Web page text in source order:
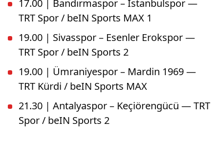
17.00 | Bandırmaspor – İstanbulspor —
TRT Spor / beIN Sports MAX 1
19.00 | Sivasspor – Esenler Erokspor —
TRT Spor / beIN Sports 2
19.00 | Ümraniyespor – Mardin 1969 —
TRT Kürdi / beIN Sports MAX
21.30 | Antalyaspor – Keçiörengücü — TRT
Spor / beIN Sports 2